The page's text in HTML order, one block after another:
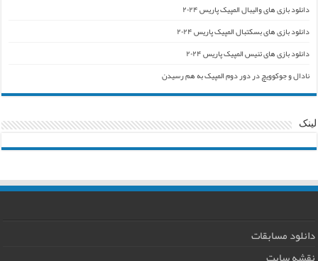
دانلود بازی های والیبال المپیک پاریس ۲۰۲۴
دانلود بازی های بسکتبال المپیک پاریس ۲۰۲۴
دانلود بازی های تنیس المپیک پاریس ۲۰۲۴
نادال و جوکوویچ در دور دوم المپیک به هم رسیدن
لینک
دانلود مسابقات